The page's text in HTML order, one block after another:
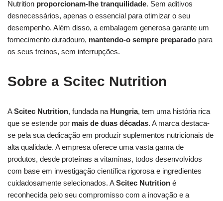
Nutrition proporcionam-lhe tranquilidade. Sem aditivos
desnecessários, apenas o essencial para otimizar o seu
desempenho. Além disso, a embalagem generosa garante um
fornecimento duradouro, mantendo-o sempre preparado para
os seus treinos, sem interrupções.
Sobre a Scitec Nutrition
AScitec Nutrition, fundada na Hungria, tem uma história rica
que se estende por mais de duas décadas. A marca destaca-
se pela sua dedicação em produzir suplementos nutricionais de
alta qualidade. A empresa oferece uma vasta gama de
produtos, desde proteínas a vitaminas, todos desenvolvidos
com base em investigação científica rigorosa e ingredientes
cuidadosamente selecionados. AScitec Nutrition é
reconhecida pelo seu compromisso com a inovação e a